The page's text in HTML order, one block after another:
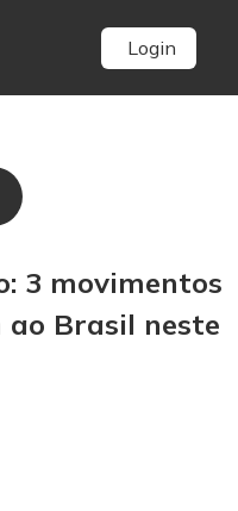
Login
3 movimentos
ao Brasil neste